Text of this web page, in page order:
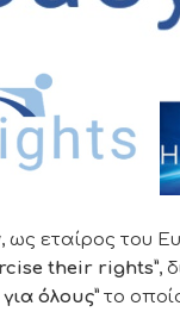
ως εταίρος του
their rights”,
όλους” το